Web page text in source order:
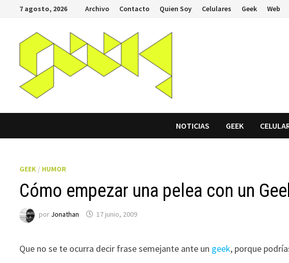
Saltar
contenido
7 agosto, 2026 Archivo Contacto Quien Soy Celulares Geek Web
NOTICIAS GEEK
GEEK / HUMOR
Cómo empezar una pelea con un
por Jonathan 17 junio, 2009
Que no se te ocurra decir frase semejante ante un geek, porque